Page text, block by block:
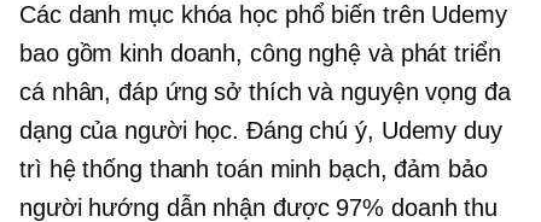
Các danh mục khóa học phổ biến trên Udemy
bao gồm kinh doanh, công nghệ và phát triển
cá nhân, đáp ứng sở thích và nguyện vọng đa
dạng của người học. Đáng chú ý, Udemy duy
trì hệ thống thanh toán minh bạch, đảm bảo
người hướng dẫn nhận được 97% doanh thu